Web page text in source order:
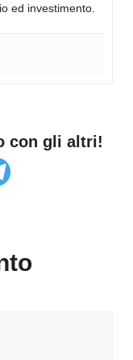
ed investimento.
con gli altri!